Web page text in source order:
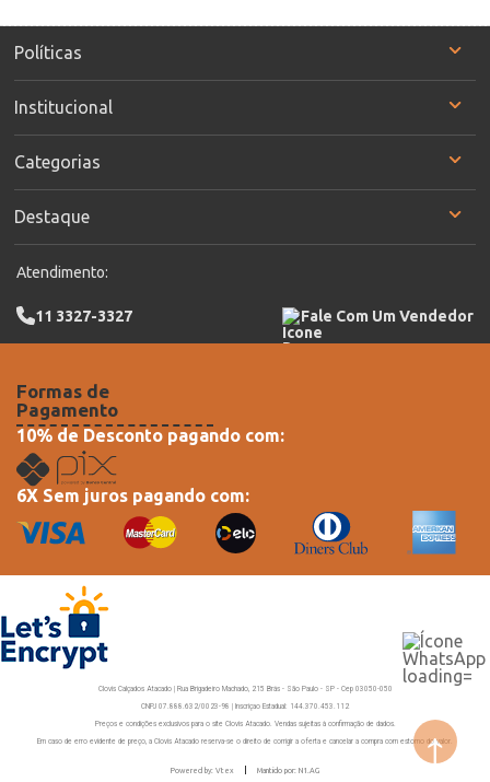
Políticas
Institucional
Categorias
Destaque
Atendimento:
11 3327-3327 Fale Com Um Vendedor
Formas de
Pagamento
10% de Desconto pagando com:
6X Sem juros pagando com:
Clovis Calçados Atacado | Rua Brigadeiro Machado, 215 Brás - São Paulo - SP - Cep 03050-050
CNPJ 07.888.632/0023-98 | Inscriçao Estadual: 144.370.453.112
Preços e condições exclusivos para o site Clovis Atacado. Vendas sujeitas à confirmação de dados.
Em caso de erro evidente de preço, a Clovis Atacado reserva-se o direito de corrigir a oferta e cancelar a compra com estorno do valor.
Powered by: Vtex Mantido por: N1.AG